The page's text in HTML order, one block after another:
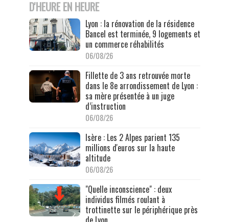
D'HEURE EN HEURE
Lyon : la rénovation de la résidence
Bancel est terminée, 9 logements et
un commerce réhabilités
06/08/26
Fillette de 3 ans retrouvée morte
dans le 8e arrondissement de Lyon :
sa mère présentée à un juge
d’instruction
06/08/26
Isère : Les 2 Alpes parient 135
millions d'euros sur la haute
altitude
06/08/26
"Quelle inconscience" : deux
individus filmés roulant à
trottinette sur le périphérique près